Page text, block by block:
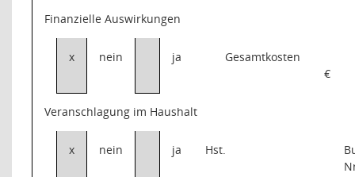
Finanzielle Auswirkungen
x nein ja
Gesamtkosten
€
Veranschlagung im Haushalt
x nein ja Hst.